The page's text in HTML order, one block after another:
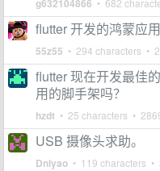
g632104866 • 682
flutter 开发的鸿蒙应
55z55 • 294 characters •
flutter 现在开发最佳
用的脚手架吗？
hzdt • 25 characters •
USB 摄像头求助。
Dnlyao • 119 characters •